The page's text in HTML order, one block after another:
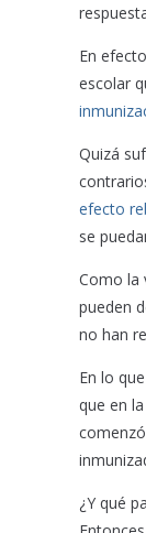
En
escolar
Quizá
efecto
se
Como la
pueden
no han
En lo
que en
¿Y qué